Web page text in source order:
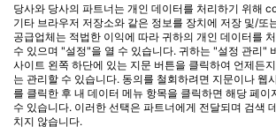
Samos Dive Center
Konstantinou Kanari 1, 83103
PYTHAGOREIO, 그리스
가까운 다이빙 사이트
당사와 당사의 파트너는 개인 데이터를 처리하기 위해
기타 브라우저 저장소와 같은 정보를 장치에 저장 및/또
공급업체는 적법한 이익에 따라 귀하의 개인 데이터를
수 있으며 "설정"을 열 수 있습니다. 귀하는 "설정 관리"
사이트 왼쪽 하단에 있는 지문 버튼을 클릭하여 언제든
는 관리할 수 있습니다. 동의를 철회하려면 지문이나 웹
를 클릭한 후 내 데이터 메뉴 항목을 클릭하면 해당 페이
수 있습니다. 이러한 선택은 파트너에게 전달되며 검색
치지 않습니다.